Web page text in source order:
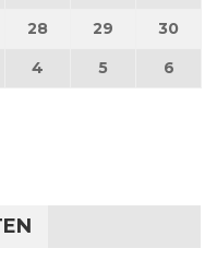
2026
augustus 2026
28 28 augustus 2026
29 29 30
2026 2026
4 4 september 2026
5 5 6